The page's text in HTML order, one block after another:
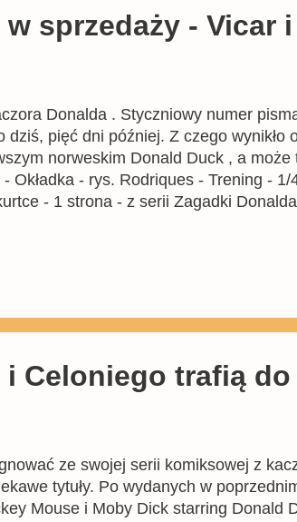
sprzedaży - Vicar
Donalda . Styczniowy numer
dziś, pięć dni później. Z czego
norweskim Donald Duck , a
Okładka - rys. Rodriques - Trening -
- 1 strona - z serii Zagadki
- rys. Vicar - 6 stron - Po cichutku - 1
Celoniego trafią do
ze swojej serii komiksowej z
tytuły. Po wydanych w
Mouse i Moby Dick starring Donald